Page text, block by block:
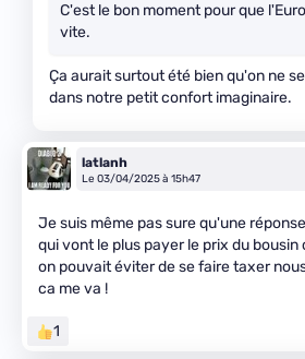
C'est le bon moment pour que
vite.
Ça aurait surtout été bien qu'on ne
dans notre petit confort imaginaire.
latlanh
Le 03/04/2025 à 15h47
Je suis même pas sure qu'une
qui vont le plus payer le prix du
on pouvait éviter de se faire taxer
ca me va !
1